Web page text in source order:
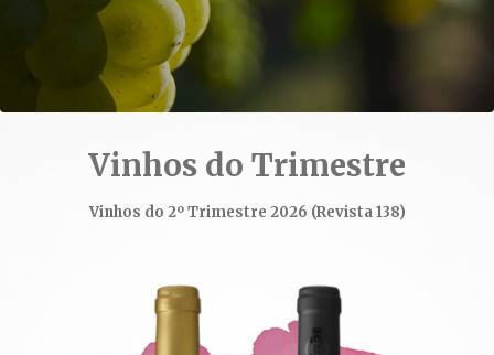
era lunar, este período era designado “mês do
mel” ou o que mais tarde viria a ser conhecido
como “Lua de mel”
Vinhos do Trimestre
Vinhos do 2º Trimestre 2026 (Revista 138)